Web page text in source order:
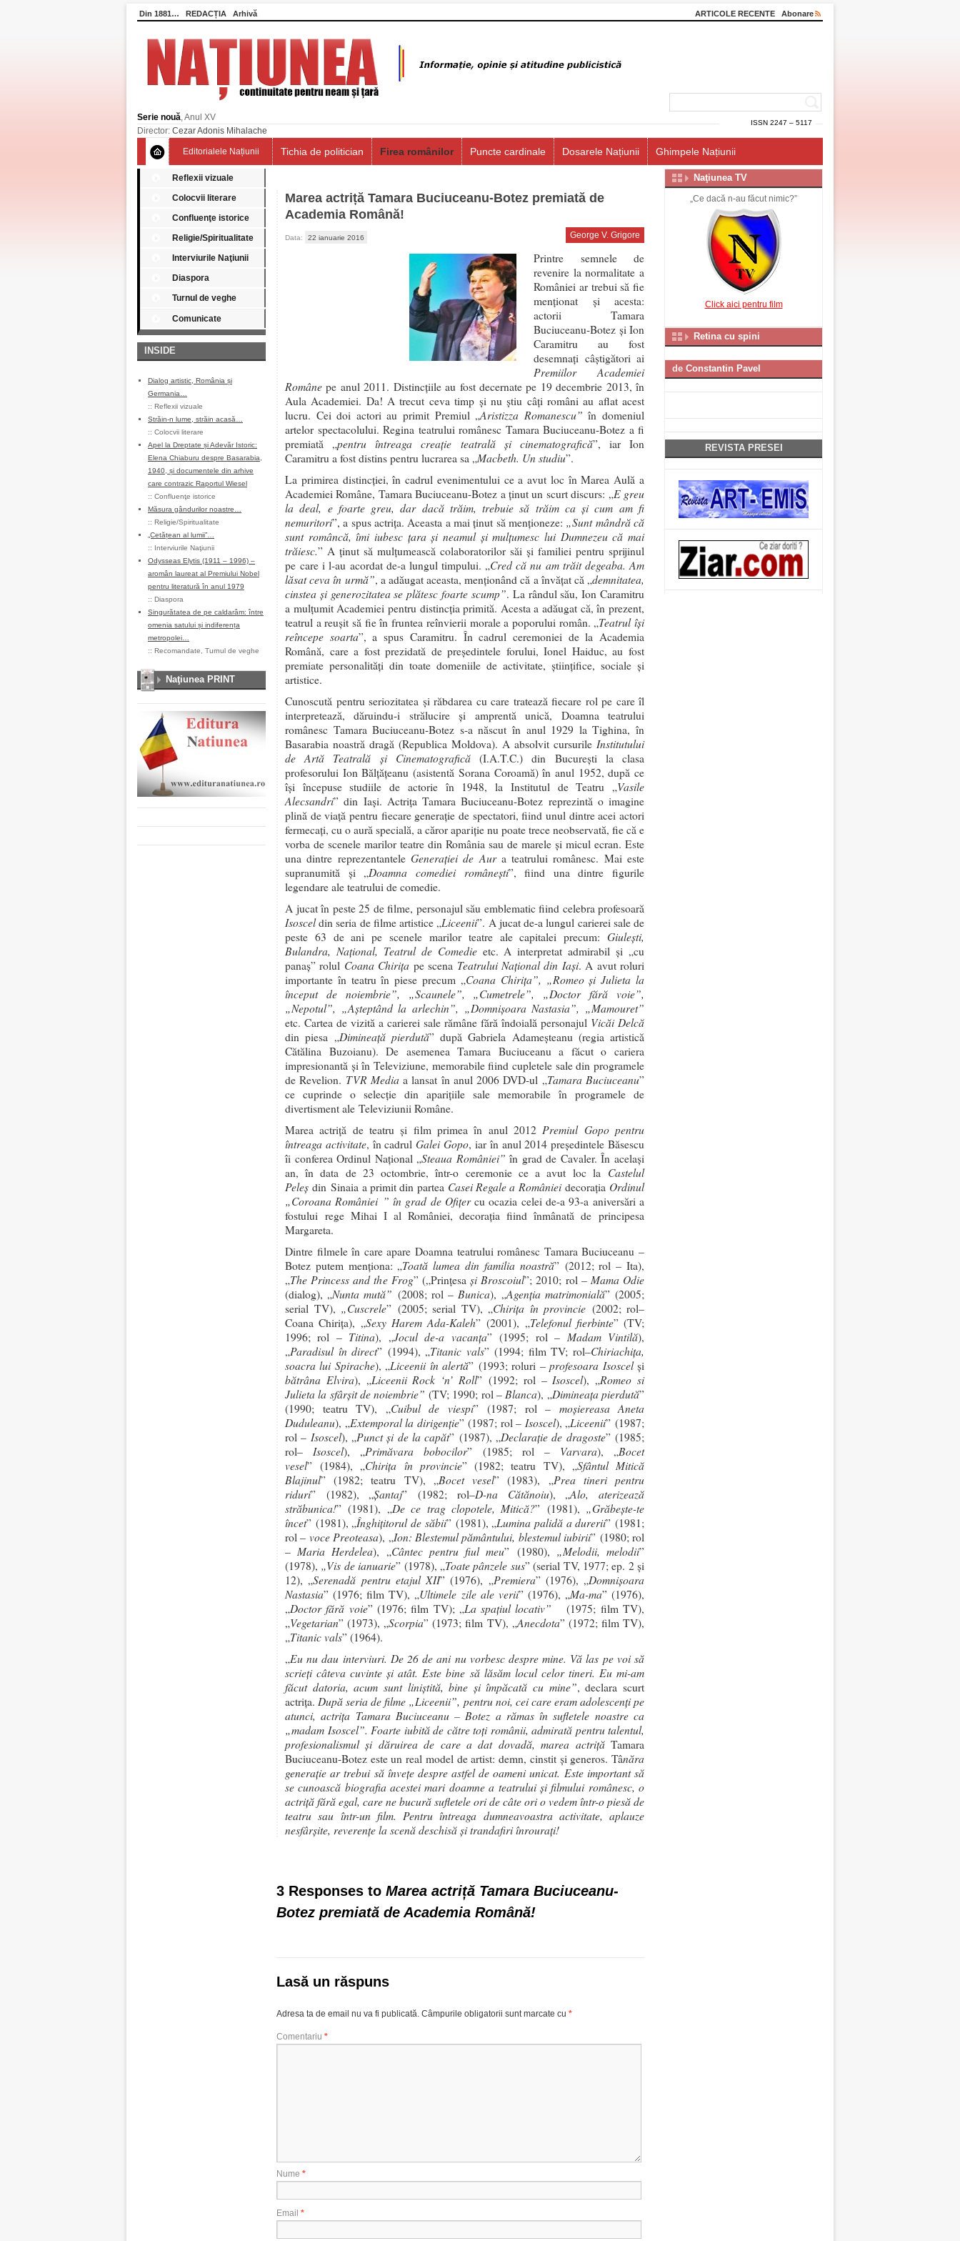
Din 1881… REDACȚIA Arhivă ARTICOLE RECENTE Abonare
ISSN 2247 – 5117
Serie nouă, Anul XV
Director: Cezar Adonis Mihalache
Editorialele Națiunii Tichia de politician Firea românilor Puncte cardinale Dosarele Națiunii Ghimpele Națiunii
Reflexii vizuale
Colocvii literare
Confluenţe istorice
Religie/Spiritualitate
Interviurile Naţiunii
Diaspora
Turnul de veghe
Comunicate
INSIDE
Dialog artistic, România și
Germania…
:: Reflexii vizuale
Străin-n lume, străin acasă…
:: Colocvii literare
Apel la Dreptate și Adevăr Istoric:
Elena Chiaburu despre Basarabia,
1940, și documentele din arhive
care contrazic Raportul Wiesel
:: Confluenţe istorice
Măsura gândurilor noastre…
:: Religie/Spiritualitate
„Cetățean al lumii”…
:: Interviurile Naţiunii
Odysseas Elytis (1911 – 1996) –
aromân laureat al Premiului Nobel
pentru literatură în anul 1979
:: Diaspora
Singurătatea de pe caldarâm: între
omenia satului și indiferența
metropolei…
:: Recomandate Turnul de veghe
Naţiunea PRINT
Marea actriță Tamara Buciuceanu-Botez premiată de
Academia Română!
Data: 22 ianuarie 2016 George V. Grigore
Printre semnele de
revenire la normalitate a
României ar trebui să fie
menționat și acesta:
actorii Tamara
Buciuceanu-Botez și Ion
Caramitru au fost
desemnați câștigători ai
Premiilor Academiei
Române pe anul 2011. Distincţiile au fost decernate pe 19 decembrie 2013, în
Aula Academiei. Da! A trecut ceva timp și nu știu câți români au aflat acest
lucru. Cei doi actori au primit Premiul „Aristizza Romanescu” în domeniul
artelor spectacolului. Regina teatrului românesc Tamara Buciuceanu-Botez a fi
premiată „pentru întreaga creație teatrală și cinematografică”, iar Ion
Caramitru a fost distins pentru lucrarea sa „Macbeth. Un studiu”.
La primirea distincției, în cadrul evenimentului ce a avut loc în Marea Aulă a
Academiei Române, Tamara Buciuceanu-Botez a ținut un scurt discurs: „E greu
la deal, e foarte greu, dar dacă trăim, trebuie să trăim ca și cum am fi
nemuritori”, a spus actrița. Aceasta a mai ținut să menționeze: „Sunt mândră că
sunt româncă, îmi iubesc țara și neamul și mulțumesc lui Dumnezeu că mai
trăiesc.” A ținut să mulțumească colaboratorilor săi și familiei pentru sprijinul
pe care i l-au acordat de-a lungul timpului. „Cred că nu am trăit degeaba. Am
lăsat ceva în urmă”, a adăugat aceasta, menționând că a învățat că „demnitatea,
cinstea și generozitatea se plătesc foarte scump”. La rândul său, Ion Caramitru
a mulțumit Academiei pentru distincția primită. Acesta a adăugat că, în prezent,
teatrul a reușit să fie în fruntea reînvierii morale a poporului român. „Teatrul își
reîncepe soarta”, a spus Caramitru. În cadrul ceremoniei de la Academia
Română, care a fost prezidată de președintele forului, Ionel Haiduc, au fost
premiate personalități din toate domeniile de activitate, științifice, sociale și
artistice.
Cunoscută pentru seriozitatea și răbdarea cu care tratează fiecare rol pe care îl
interpretează, dăruindu-i strălucire și amprentă unică, Doamna teatrului
românesc Tamara Buciuceanu-Botez s-a născut în anul 1929 la Tighina, în
Basarabia noastră dragă (Republica Moldova). A absolvit cursurile Institutului
de Artă Teatrală și Cinematografică(I.A.T.C.) din București la clasa
profesorului Ion Bălțățeanu (asistentă Sorana Coroamă) în anul 1952, după ce
își începuse studiile de actorie în 1948, la Institutul de Teatru „Vasile
Alecsandri” din Iași. Actrița Tamara Buciuceanu-Botez reprezintă o imagine
plină de viață pentru fiecare generație de spectatori, fiind unul dintre acei actori
fermecați, cu o aură specială, a căror apariție nu poate trece neobservată, fie că e
vorba de scenele marilor teatre din România sau de marele și micul ecran. Este
una dintre reprezentantele Generaţiei de Aura teatrului românesc. Mai este
supranumită și „Doamna comediei româneşti”, fiind una dintre figurile
legendare ale teatrului de comedie.
A jucat în peste 25 de filme, personajul său emblematic fiind celebra profesoară
Isosceldin seria de filme artistice „Liceenii”. A jucat de-a lungul carierei sale de
peste 63 de ani pe scenele marilor teatre ale capitalei precum: Giuleşti,
Bulandra, Naţional, Teatrul de Comedieetc. A interpretat admirabil și „cu
panaș” rolul Coana Chiriţa pe scena Teatrului Naţional din Iaşi. A avut roluri
importante în teatru în piese precum „Coana Chiriţa”, „Romeo şi Julieta la
început de noiembrie”, „Scaunele”, „Cumetrele”, „Doctor fără voie”,
„Nepotul”, „Aşteptând la arlechin”, „Domnişoara Nastasia”, „Mamouret”
etc. Cartea de vizită a carierei sale rămâne fără îndoială personajul Vicăi Delcă
din piesa „Dimineaţă pierdută” după Gabriela Adameşteanu (regia artistică
Cătălina Buzoianu). De asemenea Tamara Buciuceanu a făcut o cariera
impresionantă şi în Televiziune, memorabile fiind cupletele sale din programele
de Revelion. TVR Mediaa lansat în anul 2006 DVD-ul „Tamara Buciuceanu”
ce cuprinde o selecție din aparițiile sale memorabile în programele de
divertisment ale Televiziunii Române.
Marea actriţă de teatru şi film primea în anul 2012Premiul Gopo pentru
întreaga activitate, în cadrulGalei Gopo, iar în anul 2014 preşedintele Băsescu
îi conferea Ordinul Naţional „Steaua României” în grad de Cavaler. În același
an, în data de 23 octombrie, într-o ceremonie ce a avut loc la Castelul
Peleș din Sinaia a primit din partea Casei Regale a Românieidecorația Ordinul
„Coroana României” în grad de Ofițercu ocazia celei de-a 93-a aniversări a
fostului rege Mihai I al României, decorația fiind înmânată de principesa
Margareta.
Dintre filmele în care apare Doamna teatrului românesc Tamara Buciuceanu –
Botez putem menționa: „Toată lumea din familia noastră” (2012; rol – Ita),
„The Princess and the Frog” („Prinţesaşi Broscoiul”; 2010; rol – Mama Odie
(dialog), „Nunta mută” (2008; rol –Bunica), „Agenția matrimonială” (2005;
serial TV), „Cuscrele” (2005; serial TV), „Chirița în provincie (2002; rol–
Coana Chirița), „Sexy Harem Ada-Kaleh” (2001), „Telefonul fierbinte” (TV;
1996; rol – Titina), „Jocul de-a vacanţa” (1995; rol – Madam Vintilă),
„Paradisul în direct” (1994), „Titanic vals” (1994; film TV; rol–Chiriachița,
soacra lui Spirache), „Liceenii în alertă” (1993; roluri –profesoara Isoscelși
bătrâna Elvira), „Liceenii Rock ‘n’ Roll” (1992; rol –Isoscel), „Romeo si
Julieta la sfârșit de noiembrie” (TV; 1990; rol –Blanca), „Dimineața pierdută”
(1990; teatru TV), „Cuibul de viespi” (1987; rol – moșiereasa Aneta
Duduleanu), „Extemporal la dirigenţie” (1987; rol – Isoscel), „Liceenii” (1987;
rol – Isoscel), „Punct şi de la capăt” (1987), „Declaraţie de dragoste” (1985;
rol– Isoscel), „Primăvara bobocilor” (1985; rol – Varvara), „Bocet
vesel” (1984), „Chirița în provincie” (1982; teatru TV), „Sfântul Mitică
Blajinul” (1982; teatru TV), „Bocet vesel” (1983), „Prea tineri pentru
riduri” (1982), „Şantaj” (1982; rol–D-na Cătănoiu), „Alo, aterizează
străbunica!” (1981), „De ce trag clopotele, Mitică?” (1981), „Grăbeşte-te
încet” (1981), „Înghiţitorul de săbii” (1981), „Lumina palidă a durerii” (1981;
rol – voce Preoteasa), „Ion: Blestemul pământului, blestemul iubirii” (1980; rol
–Maria Herdelea), „Cântec pentru fiul meu” (1980), „Melodii, melodii”
(1978), „Vis de ianuarie” (1978), „Toate pânzele sus” (serial TV, 1977; ep. 2 și
12), „Serenadă pentru etajul XII” (1976), „Premiera” (1976), „Domnișoara
Nastasia” (1976; film TV), „Ultimele zile ale verii” (1976), „Ma-ma” (1976),
„Doctor fără voie” (1976; film TV); „La spațiul locativ” (1975; film TV),
„Vegetarian” (1973), „Scorpia” (1973; film TV), „Anecdota” (1972; film TV),
„Titanic vals” (1964).
„Eu nu dau interviuri. De 26 de ani nu vorbesc despre mine. Vă las pe voi să
scrieţi câteva cuvinte şi atât. Este bine să lăsăm locul celor tineri. Eu mi-am
făcut datoria, acum sunt liniştită, bine şi împăcată cu mine”, declara scurt
actriţa.După seria de filme „Liceenii”, pentru noi, cei care eram adolescenți pe
atunci, actrița Tamara Buciuceanu – Botez a rămas în sufletele noastre ca
„madam Isoscel”. Foarte iubită de către toți românii, admirată pentru talentul,
profesionalismul și dăruirea de care a dat dovadă, marea actrițăTamara
Buciuceanu-Botez este un real model de artist: demn, cinstit și generos. Tânăra
generație ar trebui să învețe despre astfel de oameni unicat. Este important să
se cunoască biografia acestei mari doamne a teatrului și filmului românesc, o
actriță fără egal, care ne bucură sufletele ori de câte ori o vedem într-o piesă de
teatru sau într-un film. Pentru întreaga dumneavoastra activitate, aplauze
nesfârșite, reverențe la scenă deschisă și trandafiri înrourați!
3 Responses to Marea actriță Tamara Buciuceanu-
Botez premiată de Academia Română!
Lasă un răspuns
Adresa ta de email nu va fi publicată. Câmpurile obligatorii sunt marcate cu *
Comentariu *
Nume *
Email *
Naţiunea TV
„Ce dacă n-au făcut nimic?”
Click aici pentru film
Retina cu spini
de Constantin Pavel
REVISTA PRESEI